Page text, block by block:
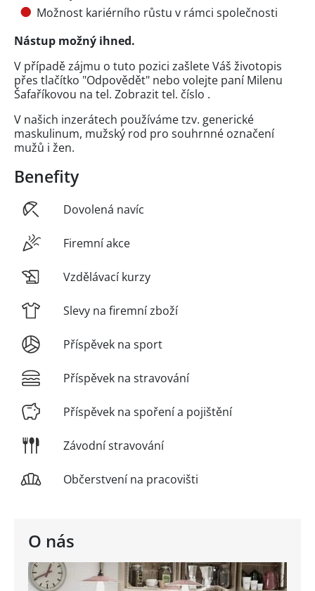
O nás
Možnost kariérního růstu v rámci společnosti
Nástup možný ihned.
V případě zájmu o tuto pozici zašlete Váš životopis
přes tlačítko "Odpovědět" nebo volejte paní Milenu
Šafaříkovou na tel. Zobrazit tel. číslo .
V našich inzerátech používáme tzv. generické
maskulinum, mužský rod pro souhrnné označení
mužů i žen.
Benefity
Dovolená navíc
Firemní akce
Vzdělávací kurzy
Slevy na firemní zboží
Příspěvek na sport
Příspěvek na stravování
Příspěvek na spoření a pojištění
Závodní stravování
Občerstvení na pracovišti